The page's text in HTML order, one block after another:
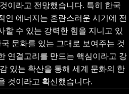
이라고 전망했습니다. 특히 한국
인 에너지는 혼란스러운 시기에 전
할 수 있는 강력한 힘을 지니고 있
문화를 있는 그대로 보여주는 것
연결고리를 만드는 핵심이라고 강
있는 확산을 통해 세계 문화의 한
것이라고 확신했습니다.